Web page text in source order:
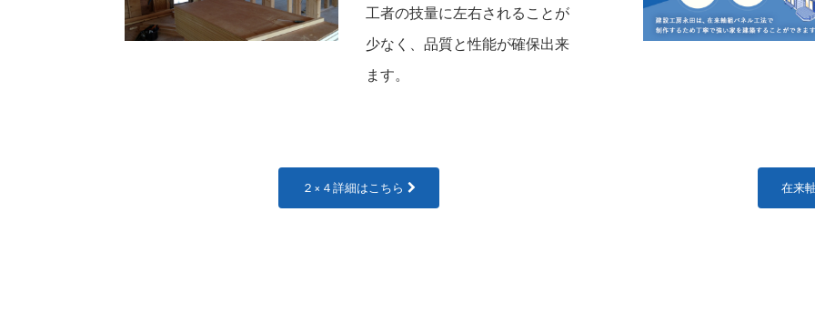
工者の技量に左右されることが
少なく、品質と性能が確保出来
ます。
２×４詳細はこちら 在来